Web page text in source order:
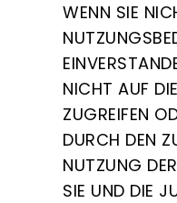
WENN SIE
NICHT AUF
ZUGREIFEN
DURCH DEN
NUTZUNG
SIE UND DIE